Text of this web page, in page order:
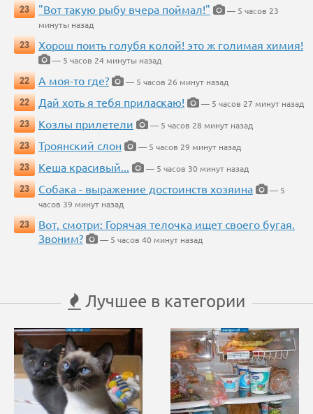
23
"Вот такую рыбу вчера поймал!"
— 5 часов 23
минуты назад
23
Хорош поить голубя колой! это ж голимая химия!
— 5 часов 24 минуты назад
22
А моя-то где?
— 5 часов 26 минут назад
22
Дай хоть я тебя приласкаю!
— 5 часов 27 минут назад
23
Козлы прилетели
— 5 часов 28 минут назад
23
Троянский слон
— 5 часов 29 минут назад
23
Кеша красивый...
— 5 часов 30 минут назад
23
Собака - выражение достоинств хозяина
— 5
часов 39 минут назад
23
Вот, смотри: Горячая телочка ищет своего бугая.
Звоним?
— 5 часов 40 минут назад
Лучшее в категории